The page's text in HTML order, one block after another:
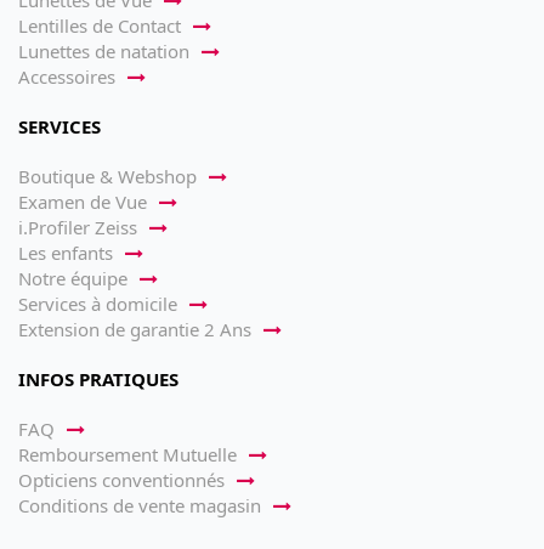
Lentilles de Contact
Lunettes de natation
Accessoires
SERVICES
Boutique & Webshop
Examen de Vue
i.Profiler Zeiss
Les enfants
Notre équipe
Services à domicile
Extension de garantie 2 Ans
INFOS PRATIQUES
FAQ
Remboursement Mutuelle
Opticiens conventionnés
Conditions de vente magasin